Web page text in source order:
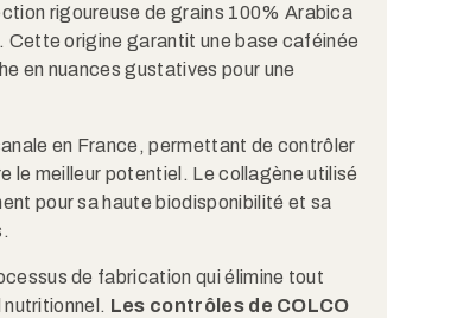
rigoureuse de grains 100% Arabica
Cette origine garantit une base caféinée
en nuances gustatives pour une
en France, permettant de contrôler
le meilleur potentiel. Le collagène utilisé
pour sa haute biodisponibilité et sa
de fabrication qui élimine tout
Les contrôles de COLCO